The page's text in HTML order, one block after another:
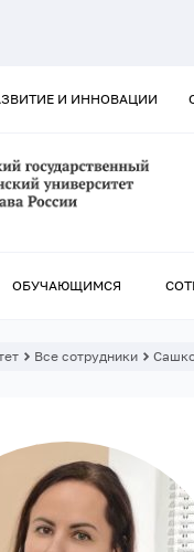
И ИННОВАЦИИ
ОБУЧАЮЩИМСЯ
Все сотрудники